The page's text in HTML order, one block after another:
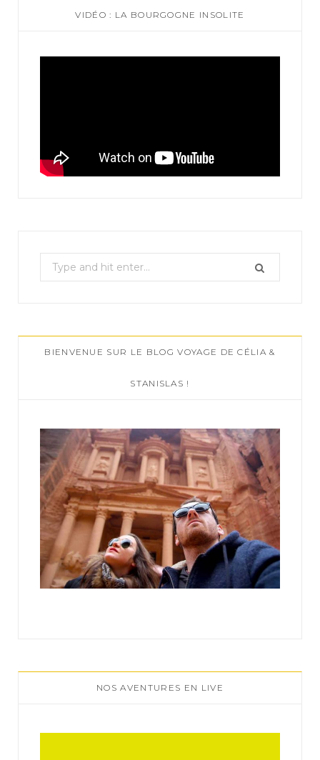
VIDÉO : LA BOURGOGNE INSOLITE
e
c
h
:
BIENVENUE SUR LE BLOG VOYAGE DE CÉLIA &
STANISLAS !
NOS AVENTURES EN LIVE